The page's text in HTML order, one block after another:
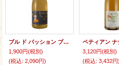
ブル ド パッション ブリュット NV ジャン・プラ セレクション (フランス：白泡)
1,900円(税別)
(税込: 2,090円)
3,120円(税別)
(税込: 3,432円)